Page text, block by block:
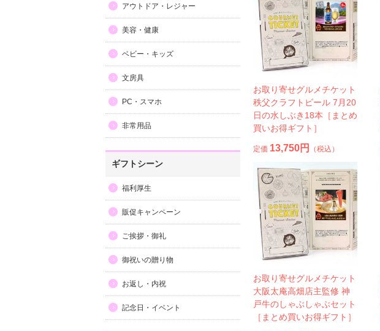
アウトドア・レジャー
美容・健康
ベビー・キッズ
文房具
PC・スマホ
非常用品
ギフトシーン
福利厚生
販促キャンペーン
ご挨拶・御礼
御祝いの贈り物
お返し・内祝
記念日・イベント
お取り寄せグルメチケット
秩父クラフトビール 7月20
日の水しぶき18本［まとめ
買いお得ギフト］
定価 13,750円 （税込）
お取り寄せグルメチケット
大阪太庵高畑店主監修 神
戸牛のしゃぶしゃぶセット
［まとめ買いお得ギフト］